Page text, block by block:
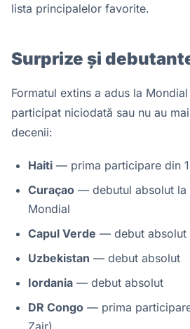
lista principalelor favorite.
Surprize și
Formatul extins a adus la
participat niciodată sau nu au
decenii:
Haiti — prima participare din
Curaçao — debutul absolut la
Mondial
Capul Verde — debut absolut
Uzbekistan — debut absolut
Iordania — debut absolut
DR Congo — prima
Zair)